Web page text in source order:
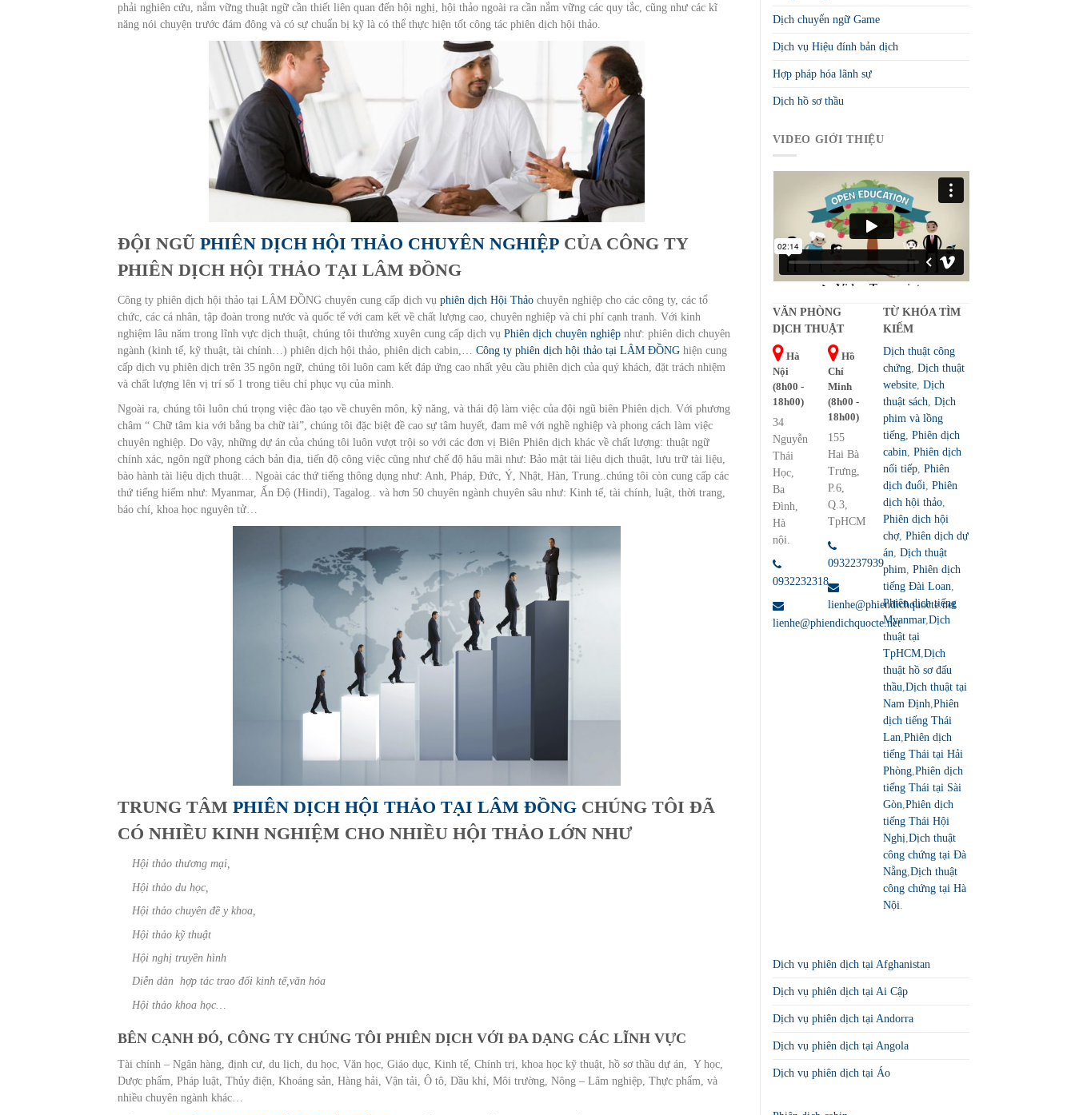
phải nghiên cứu, nắm vững thuật ngữ cần thiết liên quan đến hội nghị, hội thảo ngoài ra cần nắm vững các quy tắc, cũng như các kĩ
năng nói chuyện trước đám đông và có sự chuẩn bị kỹ là có thể thực hiện tốt công tác phiên dịch hội thảo.
ĐỘI NGŨ PHIÊN DỊCH HỘI THẢO CHUYÊN NGHIỆP CỦA CÔNG TY
PHIÊN DỊCH HỘI THẢO TẠI LÂM ĐỒNG
Công ty phiên dịch hội thảo tại LÂM ĐỒNG chuyên cung cấp dịch vụ phiên dịch Hội Thảo chuyên nghiệp cho các công ty, các tổ
chức, các cá nhân, tập đoàn trong nước và quốc tế với cam kết về chất lượng cao, chuyên nghiệp và chi phí cạnh tranh. Với kinh
nghiệm lâu năm trong lĩnh vực dịch thuật, chúng tôi thường xuyên cung cấp dịch vụ Phiên dịch chuyên nghiệp như: phiên dich chuyên
ngành (kinh tế, kỹ thuật, tài chính…) phiên dịch hội thảo, phiên dịch cabin,…
Công ty phiên dịch hội thảo tại LÂM ĐỒNG hiện cung
cấp dịch vụ phiên dịch trên 35 ngôn ngữ, chúng tôi luôn cam kết đáp ứng cao nhất yêu cầu phiên dịch của quý khách, đặt trách nhiệm
và chất lượng lên vị trí số 1 trong tiêu chí phục vụ của mình.
Ngoài ra, chúng tôi luôn chú trọng việc đào tạo về chuyên môn, kỹ năng, và thái độ làm việc của đội ngũ biên Phiên dịch. Với phương
châm “ Chữ tâm kia với bằng ba chữ tài”, chúng tôi đặc biệt đề cao sự tâm huyết, đam mê với nghề nghiệp và phong cách làm việc
chuyên nghiệp. Do vậy, những dự án của chúng tôi luôn vượt trội so với các đơn vị Biên Phiên dịch khác về chất lượng: thuật ngữ
chính xác, ngôn ngữ phong cách bản địa, tiến độ công việc cũng như chế độ hâu mãi như: Bảo mật tài liệu dịch thuật, lưu trữ tài liệu,
bào hành tài liệu dịch thuật… Ngoài các thứ tiếng thông dụng như: Anh, Pháp, Đức, Ý, Nhật, Hàn, Trung..chúng tôi còn cung cấp các
thứ tiếng hiếm như: Myanmar, Ấn Độ (Hindi), Tagalog.. và hơn 50 chuyên ngành chuyên sâu như: Kinh tế, tài chính, luật, thời trang,
báo chí, khoa học nguyên tử…
TRUNG TÂM PHIÊN DỊCH HỘI THẢO TẠI LÂM ĐỒNG CHÚNG TÔI ĐÃ
CÓ NHIỀU KINH NGHIỆM CHO NHIỀU HỘI THẢO LỚN NHƯ
Hội thảo thương mại,
Hội thảo du học,
Hội thảo chuyên đề y khoa,
Hội thảo kỹ thuật
Hội nghị truyền hình
Diễn dàn hợp tác trao đổi kinh tế,văn hóa
Hội thảo khoa học…
BÊN CẠNH ĐÓ, CÔNG TY CHÚNG TÔI PHIÊN DỊCH VỚI ĐA DẠNG CÁC LĨNH VỰC
Tài chính – Ngân hàng, định cư, du lịch, du học, Văn học, Giáo dục, Kinh tế, Chính trị, khoa học kỹ thuật, hồ sơ thầu dự án, Y học,
Dược phẩm, Pháp luật, Thủy điện, Khoáng sản, Hàng hải, Vận tải, Ô tô, Dầu khí, Môi trường, Nông – Lâm nghiệp, Thực phẩm, và
nhiều chuyên ngành khác…
Dịch chuyển ngữ Game
Dịch vụ Hiệu đính bản dịch
Hợp pháp hóa lãnh sự
Dịch hồ sơ thầu
VIDEO GIỚI THIỆU
VĂN PHÒNG
DỊCH THUẬT
Hà
Nội
(8h00 -
18h00)
34
Nguyễn
Thái
Học,
Ba
Đình,
Hà
nội.
0932232318
lienhe@phiendichquocte.net
Hồ
Chí
Minh
(8h00 -
18h00)
155
Hai Bà
Trưng,
P.6,
Q.3,
TpHCM
0932237939
lienhe@phiendichquocte.net
TỪ KHÓA TÌM
KIẾM
Dịch thuật công
chứng, Dịch thuật
website, Dịch
thuật sách Dịch
phim và lồng
tiếng, Phiên dịch
cabin Phiên dịch
nối tiếp, Phiên
dịch đuổi Phiên
dịch hội thảo,
Phiên dịch hội
chợ, Phiên dịch dự
án Dịch thuật
phim Phiên dịch
tiếng Đài Loan
Phiên dịch tiếng
Myanmar, Dịch
thuật tại
TpHCM, Dịch
thuật hồ sơ đấu
thầu Dịch thuật tại
Nam Định Phiên
dịch tiếng Thái
Lan Phiên dịch
tiếng Thái tại Hải
Phòng, Phiên dịch
tiếng Thái tại Sài
Gòn Phiên dịch
tiếng Thái Hội
Nghị Dịch thuật
công chứng tại Đà
Nẵng, Dịch thuật
công chứng tại Hà
Nội
Dịch vụ phiên dịch tại Afghanistan
Dịch vụ phiên dịch tại Ai Cập
Dịch vụ phiên dịch tại Andorra
Dịch vụ phiên dịch tại Angola
Dịch vụ phiên dịch tại Áo